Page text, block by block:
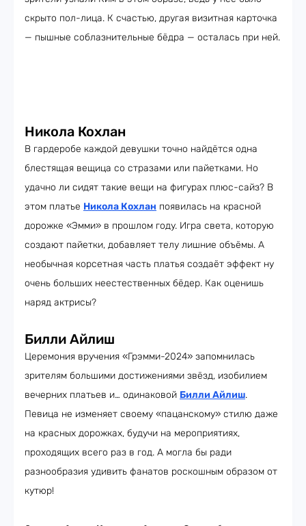
скрыто пол-лица. К счастью, другая визитная карточка
— пышные соблазнительные бёдра — осталась при ней.
Никола Кохлан
В гардеробе каждой девушки точно найдётся одна
блестящая вещица со стразами или пайетками. Но
удачно ли сидят такие вещи на фигурах плюс-сайз? В
этом платье Никола Кохлан появилась на красной
дорожке «Эмми» в прошлом году. Игра света, которую
создают пайетки, добавляет телу лишние объёмы. А
необычная корсетная часть платья создаёт эффект ну
очень больших неестественных бёдер. Как оценишь
наряд актрисы?
Билли Айлиш
Церемония вручения «Грэмми-2024» запомнилась
зрителям большими достижениями звёзд, изобилием
вечерних платьев и… одинаковой Билли Айлиш.
Певица не изменяет своему «пацанскому» стилю даже
на красных дорожках, будучи на мероприятиях,
проходящих всего раз в год. А могла бы ради
разнообразия удивить фанатов роскошным образом от
кутюр!